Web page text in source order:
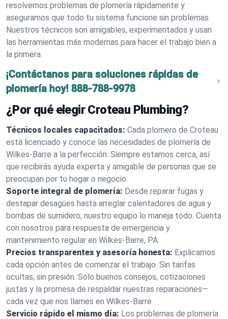
resolvemos problemas de plomería rápidamente y
aseguramos que todo tu sistema funcione sin problemas.
Nuestros técnicos son amigables, experimentados y usan
las herramientas más modernas para hacer el trabajo bien a
la primera.
¡Contáctanos para soluciones rápidas de
plomería hoy! 888-788-9978
¿Por qué elegir Croteau Plumbing?
Técnicos locales capacitados: Cada plomero de Croteau
está licenciado y conoce las necesidades de plomería de
Wilkes-Barre a la perfección. Siempre estamos cerca, así
que recibirás ayuda experta y amigable de personas que se
preocupan por tu hogar o negocio.
Soporte integral de plomería: Desde reparar fugas y
destapar desagües hasta arreglar calentadores de agua y
bombas de sumidero, nuestro equipo lo maneja todo. Cuenta
con nosotros para respuesta de emergencia y
mantenimiento regular en Wilkes-Barre, PA.
Precios transparentes y asesoría honesta: Explicamos
cada opción antes de comenzar el trabajo. Sin tarifas
ocultas, sin presión. Solo buenos consejos, cotizaciones
justas y la promesa de respaldar nuestras reparaciones—
cada vez que nos llames en Wilkes-Barre.
Servicio rápido el mismo día: Los problemas de plomería